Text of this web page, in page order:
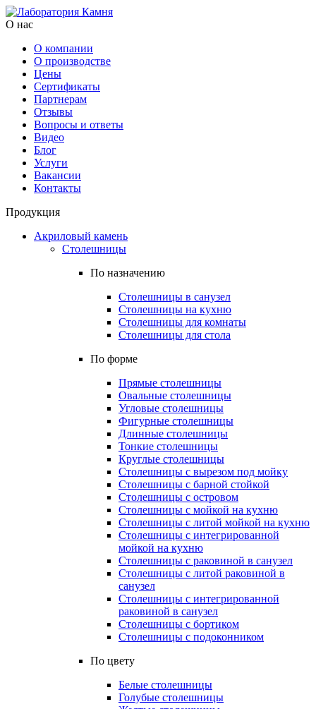
О нас
О компании
О производстве
Цены
Cертификаты
Партнерам
Отзывы
Вопросы и ответы
Видео
Блог
Услуги
Вакансии
Контакты
Продукция
Акриловый камень
Столешницы
По назначению
Столешницы в санузел
Столешницы на кухню
Столешницы для комнаты
Столешницы для стола
По форме
Прямые столешницы
Овальные столешницы
Угловые столешницы
Фигурные столешницы
Длинные столешницы
Тонкие столешницы
Круглые столешницы
Столешницы с вырезом под мойку
Столешницы с барной стойкой
Столешницы с островом
Столешницы с мойкой на кухню
Столешницы с литой мойкой на кухню
Столешницы с интегрированной
мойкой на кухню
Столешницы с раковиной в санузел
Столешницы с литой раковиной в
санузел
Столешницы с интегрированной
раковиной в санузел
Столешницы с бортиком
Столешницы с подоконником
По цвету
Белые столешницы
Голубые столешницы